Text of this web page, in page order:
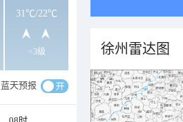
31℃/22℃
<3级
蓝天预报
徐州雷达图